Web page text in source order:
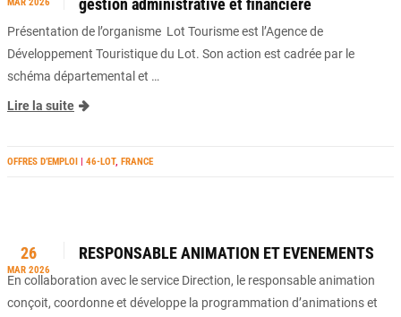
gestion administrative et financière
Présentation de l’organisme Lot Tourisme est l’Agence de
Développement Touristique du Lot. Son action est cadrée par le
schéma départemental et …
Lire la suite
OFFRES D’EMPLOI | 46-LOT, FRANCE
26
MAR 2026
RESPONSABLE ANIMATION ET EVENEMENTS
En collaboration avec le service Direction, le responsable animation
conçoit, coordonne et développe la programmation d’animations et